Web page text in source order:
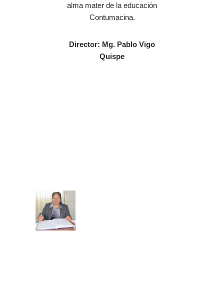
alma mater de la educación
Contumacina.
Director: Mg. Pablo Vigo
Quispe